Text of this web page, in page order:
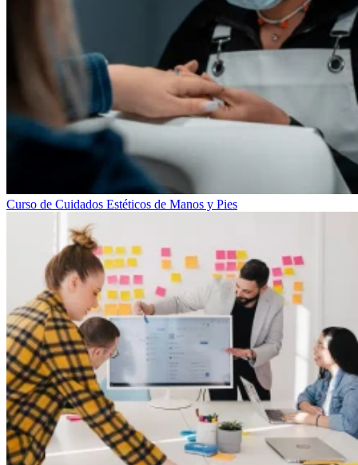
Curso de Cuidados Estéticos de Manos y Pies